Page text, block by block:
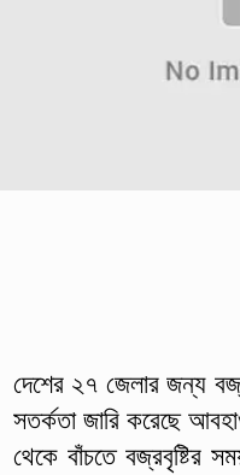
দেশের ২৭ জেলার জন্য
সতর্কতা জারি করেছে
থেকে বাঁচতে বজ্রবৃষ্টির